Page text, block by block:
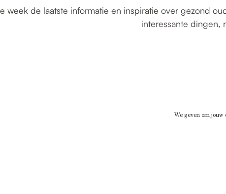
week de laatste informatie en inspiratie over gezond
interessante dingen,
We geven om jouw